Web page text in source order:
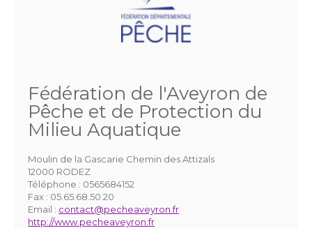
Fédération de l'Aveyron de
Pêche et de Protection du
Milieu Aquatique
Moulin de la Gascarie Chemin des Attizals
12000 RODEZ
Téléphone : 0565684152
Fax : 05.65.68.50.20
Email : contact@pecheaveyron.fr
http://www.pecheaveyron.fr